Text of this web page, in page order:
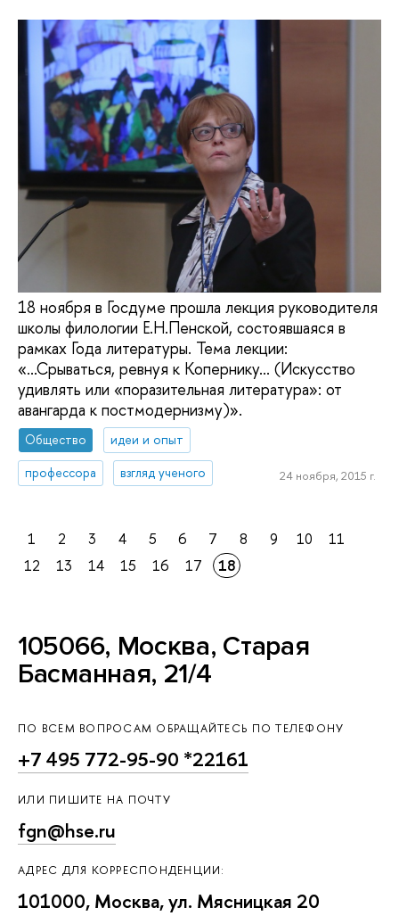
18 ноября в Госдуме прошла лекция руководителя
школы филологии Е.Н.Пенской, состоявшаяся в
рамках Года литературы. Тема лекции:
«...Срываться, ревнуя к Копернику... (Искусство
удивлять или «поразительная литература»: от
авангарда к постмодернизму)».
Общество
идеи и опыт
профессора
взгляд ученого 24 ноября, 2015 г.
1 2 3 4 5 6 7 8 9 10
11
12
13 14 15 16 17 18
105066, Москва, Старая
Басманная, 21/4
ПО ВСЕМ ВОПРОСАМ ОБРАЩАЙТЕСЬ ПО ТЕЛЕФОНУ
+7 495 772-95-90 *22161
ИЛИ ПИШИТЕ НА ПОЧТУ
fgn@hse.ru
АДРЕС ДЛЯ КОРРЕСПОНДЕНЦИИ:
101000, Москва, ул. Мясницкая 20